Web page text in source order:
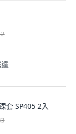
套 SP405 2入